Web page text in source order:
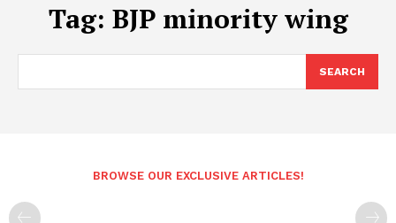
Tag: BJP minority wing
SEARCH
BROWSE OUR EXCLUSIVE ARTICLES!